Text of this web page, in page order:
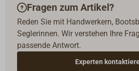
Fragen zum Artikel?
Reden Sie mit Handwerkern,
Seglerinnen. Wir verstehen Ihre
passende Antwort.
Experten